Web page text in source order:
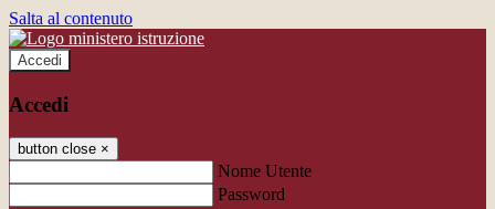
Salta al contenuto
Accedi
Accedi
button close ×
Nome Utente
Password